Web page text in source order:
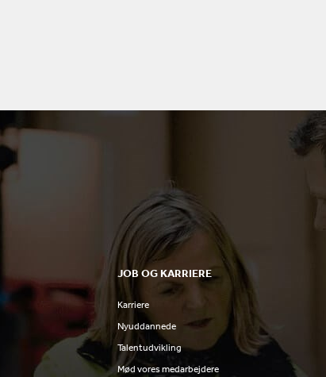
JOB OG KARRIERE
Karriere
Nyuddannede
Talentudvikling
Mød vores medarbejdere